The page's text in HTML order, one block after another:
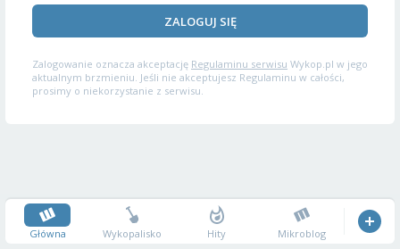
ZALOGUJ SIĘ
Zalogowanie oznacza akceptację Regulaminu serwisu Wykop.pl w jego
aktualnym brzmieniu. Jeśli nie akceptujesz Regulaminu w całości,
prosimy o niekorzystanie z serwisu.
Główna Wykopalisko Hity Mikroblog